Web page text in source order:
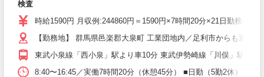
検査
時給1590円 月収例:244860円＝1590円×7時間20分×21日勤務の
【勤務地】 群馬県邑楽郡大泉町 工業団地内／足利市からも通
東武小泉線「西小泉」駅より車10分 東武伊勢崎線「川俣」駅よ
8:40〜16:45／実働7時間20分（休憩45分） ■日勤（5勤2休） ■